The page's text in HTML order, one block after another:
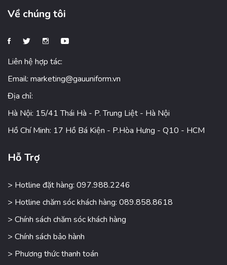
Về chúng tôi
Liên hệ hợp tác:
Email: marketing@gauuniform.vn
Địa chỉ:
Hà Nội: 15/41 Thái Hà - P. Trung Liệt - Hà Nội
Hồ Chí Minh: 17 Hồ Bá Kiện - P.Hòa Hưng - Q10 - HCM
Hỗ Trợ
> Hotline đặt hàng: 097.988.2246
> Hotline chăm sóc khách hàng: 089.858.8618
> Chính sách chăm sóc khách hàng
> Chính sách bảo hành
> Phương thức thanh toán